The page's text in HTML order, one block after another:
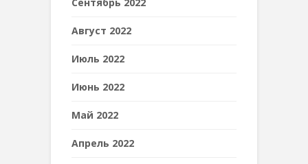
Август 2022
Июль 2022
Июнь 2022
Май 2022
Апрель 2022